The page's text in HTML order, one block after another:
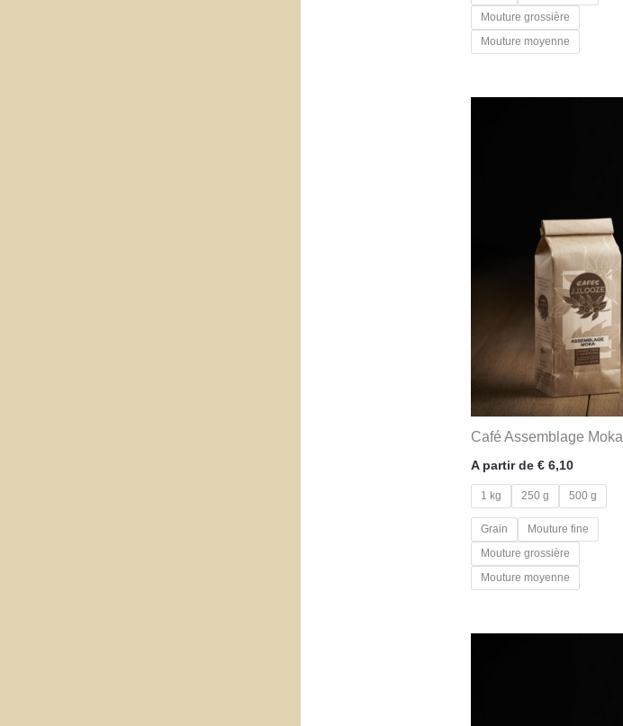
Mouture grossière
Mouture moyenne
Café Assemblage Moka
A partir de € 6,10
1 kg 250 g 500 g
Grain
Mouture fine
Mouture grossière
Mouture moyenne